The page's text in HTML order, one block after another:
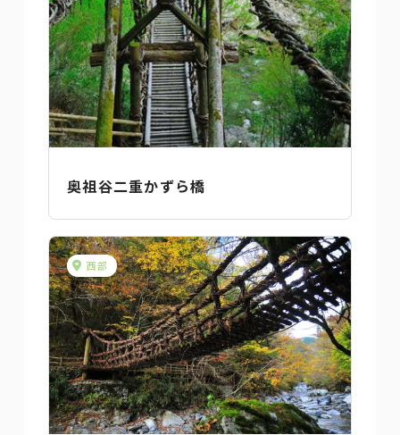
奥祖谷二重かずら橋
西部